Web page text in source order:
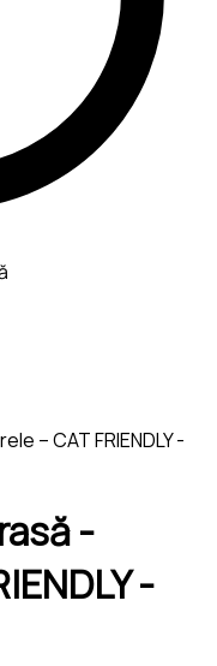
– CAT FRIENDLY -
-
-